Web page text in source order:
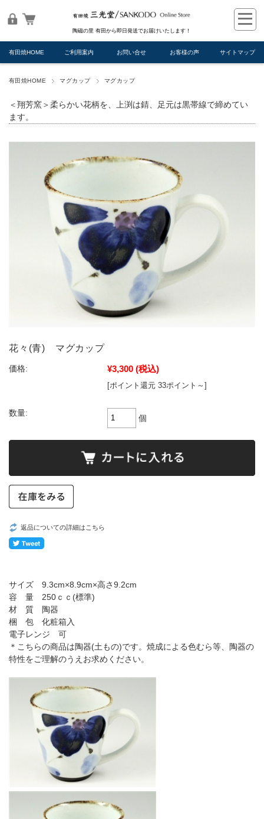
陶磁の里 有田から即日発送でお届けいたします！
有田焼HOME ご利用案内 お問い合せ お客様の声 サイトマップ
有田焼HOME マグカップ マグカップ
＜翔芳窯＞柔らかい花柄を、上渕は錆、足元は黒帯線で締めてい
ます。
花々(青) マグカップ
価格: ¥3,300 (税込)
[ポイント還元 33ポイント～]
数量:
個
返品についての詳細はこちら
サイズ 9.3cm×8.9cm×高さ9.2cm
容 量 250ｃｃ(標準)
材 質 陶器
梱 包 化粧箱入
電子レンジ 可
＊こちらの商品は陶器(土もの)です。焼成による色むら等、陶器の
特性をご理解のうえお求めください。